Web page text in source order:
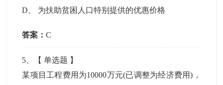
D
为扶助贫困人口特别提供的优惠价格
答案：C
5 、【单选题 】
某项目工程费用为10000万元(已调整为经济费用)，